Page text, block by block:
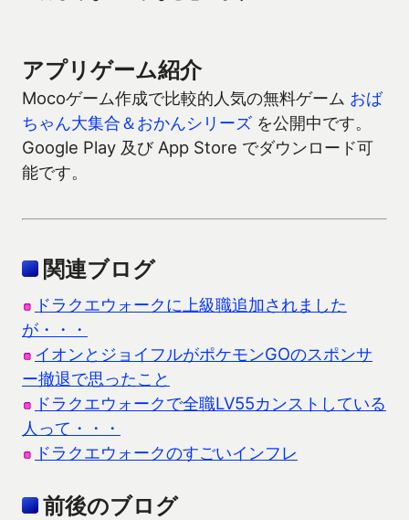
アプリゲーム紹介
Mocoゲーム作成で比較的人気の無料ゲーム おば
ちゃん大集合＆おかんシリーズ を公開中です。
Google Play 及び App Store でダウンロード可
能です。
関連ブログ
ドラクエウォークに上級職追加されました
が・・・
イオンとジョイフルがポケモンGOのスポンサ
ー撤退で思ったこと
ドラクエウォークで全職LV55カンストしている
人って・・・
ドラクエウォークのすごいインフレ
前後のブログ